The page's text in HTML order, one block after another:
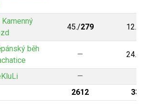
Kamenný
45./279 12./
běh
— 24./
—
2612 3388